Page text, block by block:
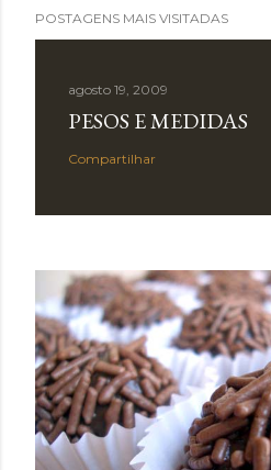
POSTAGENS MAIS VISITADAS
agosto 19, 2009
PESOS E MEDIDAS
Compartilhar